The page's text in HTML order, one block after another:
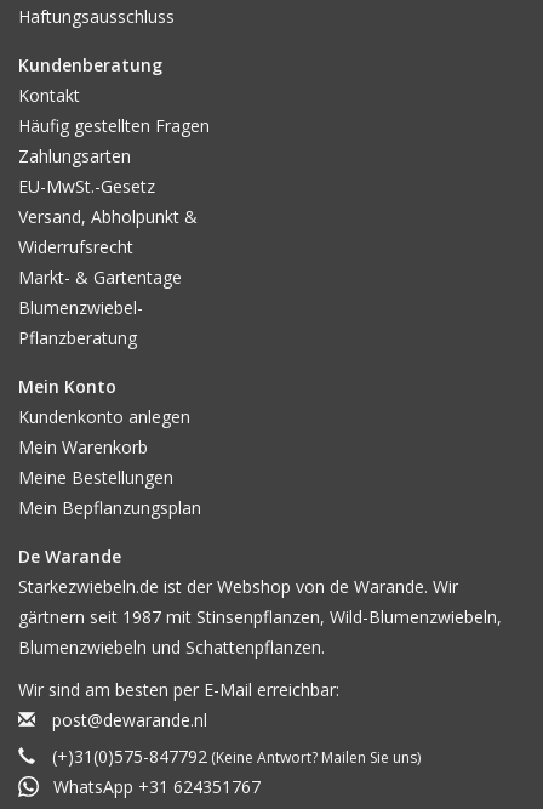
Haftungsausschluss
Kundenberatung
Kontakt
Häufig gestellten Fragen
Zahlungsarten
EU-MwSt.-Gesetz
Versand, Abholpunkt &
Widerrufsrecht
Markt- & Gartentage
Blumenzwiebel-
Pflanzberatung
Mein Konto
Kundenkonto anlegen
Mein Warenkorb
Meine Bestellungen
Mein Bepflanzungsplan
De Warande
Starkezwiebeln.de ist der Webshop von de Warande. Wir
gärtnern seit 1987 mit Stinsenpflanzen, Wild-Blumenzwiebeln,
Blumenzwiebeln und Schattenpflanzen.
Wir sind am besten per E-Mail erreichbar:
post@dewarande.nl
(+)31(0)575-847792 (Keine Antwort? Mailen Sie uns)
WhatsApp +31 624351767